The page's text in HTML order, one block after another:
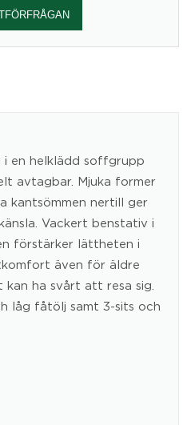
en helklädd soffgrupp
avtagbar. Mjuka former
kantsömmen nertill ger
Vackert benstativ i
förstärker lättheten i
även för äldre
kan ha svårt att resa sig.
låg fåtölj samt 3-sits och